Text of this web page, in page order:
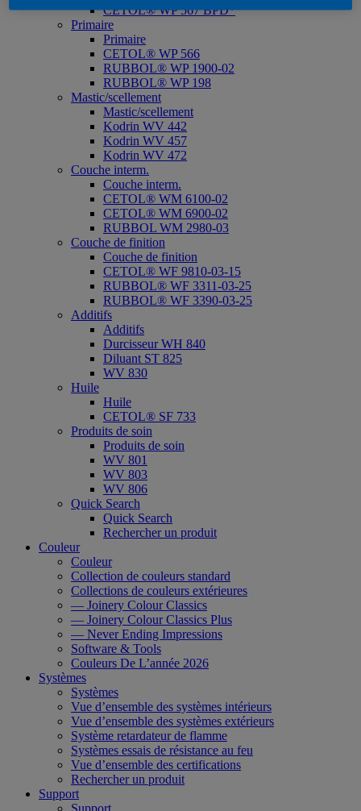
CETOL® WP 567 BPD*
Primaire
Primaire
CETOL® WP 566
RUBBOL® WP 1900-02
RUBBOL® WP 198
Mastic/scellement
Mastic/scellement
Kodrin WV 442
Kodrin WV 457
Kodrin WV 472
Couche interm.
Couche interm.
CETOL® WM 6100-02
CETOL® WM 6900-02
RUBBOL WM 2980-03
Couche de finition
Couche de finition
CETOL® WF 9810-03-15
RUBBOL® WF 3311-03-25
RUBBOL® WF 3390-03-25
Additifs
Additifs
Durcisseur WH 840
Diluant ST 825
WV 830
Huile
Huile
CETOL® SF 733
Produits de soin
Produits de soin
WV 801
WV 803
WV 806
Quick Search
Quick Search
Rechercher un produit
Couleur
Couleur
Collection de couleurs standard
Collections de couleurs extérieures
— Joinery Colour Classics
— Joinery Colour Classics Plus
— Never Ending Impressions
Software & Tools
Couleurs De L’année 2026
Systèmes
Systèmes
Vue d’ensemble des systèmes intérieurs
Vue d’ensemble des systèmes extérieurs
Système retardateur de flamme
Systèmes essais de résistance au feu
Vue d’ensemble des certifications
Rechercher un produit
Support
Support